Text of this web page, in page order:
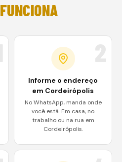
FUNCIONA
Informe o endereço
em Cordeirópolis
No WhatsApp, manda onde
você está. Em casa, no
trabalho ou na rua em
Cordeirópolis.